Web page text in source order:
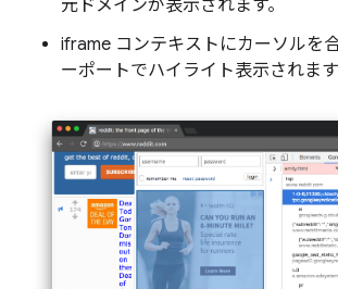
元ドメインが表示されます。
iframe コンテキストにカーソルを
ーポートでハイライト表示されます